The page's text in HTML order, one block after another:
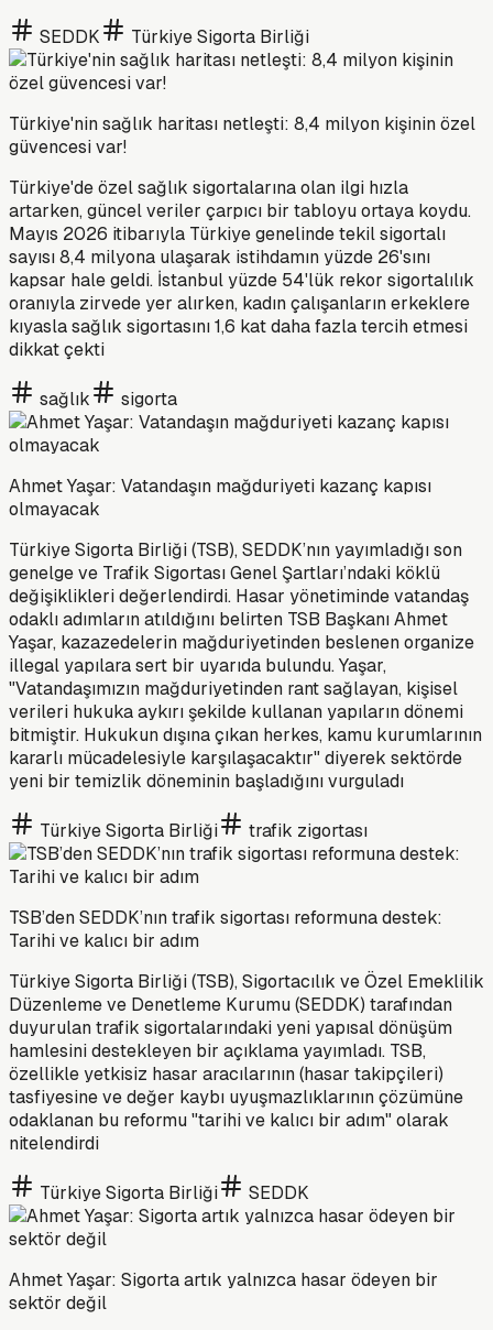
SEDDK Türkiye Sigorta Birliği
Türkiye'nin sağlık haritası netleşti: 8,4 milyon kişinin özel
güvencesi var!
Türkiye'de özel sağlık sigortalarına olan ilgi hızla
artarken, güncel veriler çarpıcı bir tabloyu ortaya koydu.
Mayıs 2026 itibarıyla Türkiye genelinde tekil sigortalı
sayısı 8,4 milyona ulaşarak istihdamın yüzde 26'sını
kapsar hale geldi. İstanbul yüzde 54'lük rekor sigortalılık
oranıyla zirvede yer alırken, kadın çalışanların erkeklere
kıyasla sağlık sigortasını 1,6 kat daha fazla tercih etmesi
dikkat çekti
sağlık sigorta
Ahmet Yaşar: Vatandaşın mağduriyeti kazanç kapısı
olmayacak
Türkiye Sigorta Birliği (TSB), SEDDK’nın yayımladığı son
genelge ve Trafik Sigortası Genel Şartları’ndaki köklü
değişiklikleri değerlendirdi. Hasar yönetiminde vatandaş
odaklı adımların atıldığını belirten TSB Başkanı Ahmet
Yaşar, kazazedelerin mağduriyetinden beslenen organize
illegal yapılara sert bir uyarıda bulundu. Yaşar,
"Vatandaşımızın mağduriyetinden rant sağlayan, kişisel
verileri hukuka aykırı şekilde kullanan yapıların dönemi
bitmiştir. Hukukun dışına çıkan herkes, kamu kurumlarının
kararlı mücadelesiyle karşılaşacaktır" diyerek sektörde
yeni bir temizlik döneminin başladığını vurguladı
Türkiye Sigorta Birliği trafik zigortası
TSB’den SEDDK’nın trafik sigortası reformuna destek:
Tarihi ve kalıcı bir adım
Türkiye Sigorta Birliği (TSB), Sigortacılık ve Özel Emeklilik
Düzenleme ve Denetleme Kurumu (SEDDK) tarafından
duyurulan trafik sigortalarındaki yeni yapısal dönüşüm
hamlesini destekleyen bir açıklama yayımladı. TSB,
özellikle yetkisiz hasar aracılarının (hasar takipçileri)
tasfiyesine ve değer kaybı uyuşmazlıklarının çözümüne
odaklanan bu reformu "tarihi ve kalıcı bir adım" olarak
nitelendirdi
Türkiye Sigorta Birliği SEDDK
Ahmet Yaşar: Sigorta artık yalnızca hasar ödeyen bir
sektör değil